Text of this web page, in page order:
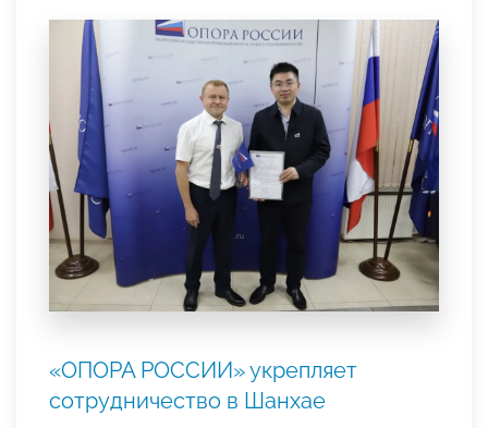
«ОПОРА РОССИИ» укрепляет
сотрудничество в Шанхае